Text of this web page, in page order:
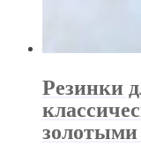
Резинки